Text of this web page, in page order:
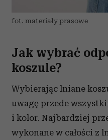
fot. materiały prasowe
Jak wybrać
koszule?
Wybierając lniane
uwagę przede
i kolor. Najbardziej
wykonane w całości z